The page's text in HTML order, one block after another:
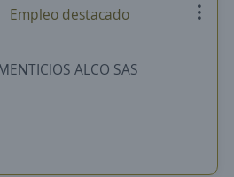
Empleo destacado
ALCO SAS